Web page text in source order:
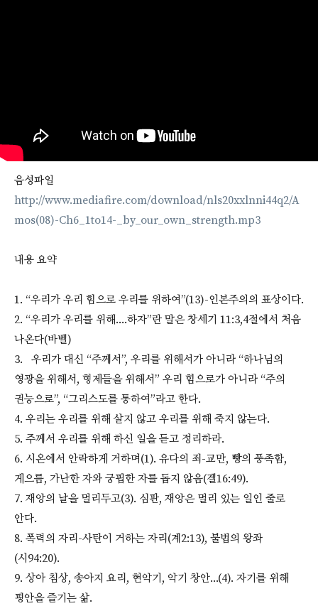
음성파일
http://www.mediafire.com/download/nls20xxlnni44q2/A
mos(08)-Ch6_1to14-_by_our_own_strength.mp3
내용 요약
1. “우리가 우리 힘으로 우리를 위하여”(13)-인본주의의 표상이다.
2. “우리가 우리를 위해....하자”란 말은 창세기 11:3,4절에서 처음
나온다(바벨)
3. 우리가 대신 “주께서”, 우리를 위해서가 아니라 “하나님의
영광을 위해서, 형제들을 위해서” 우리 힘으로가 아니라 “주의
권능으로”, “그리스도를 통하여”라고 한다.
4. 우리는 우리를 위해 살지 않고 우리를 위해 죽지 않는다.
5. 주께서 우리를 위해 하신 일을 듣고 정리하라.
6. 시온에서 안락하게 거하며(1). 유다의 죄-교만, 빵의 풍족함,
게으름, 가난한 자와 궁핍한 자를 돕지 않음(겔16:49).
7. 재앙의 날을 멀리두고(3). 심판, 재앙은 멀리 있는 일인 줄로
안다.
8. 폭력의 자리-사탄이 거하는 자리(계2:13), 불법의 왕좌
(시94:20).
9. 상아 침상, 송아지 요리, 현악기, 악기 창안...(4). 자기를 위해
평안을 즐기는 삶.